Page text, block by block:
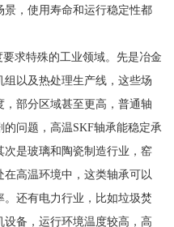
景，使用寿命和运行稳定性都
求特殊的工业领域。先是冶金
以及热处理生产线，这些场
部分区域甚至更高，普通轴
问题，高温SKF轴承能稳定承
是玻璃和陶瓷制造行业，窑
高温环境中，这类轴承可以
还有电力行业，比如垃圾焚
备，运行环境温度较高，高